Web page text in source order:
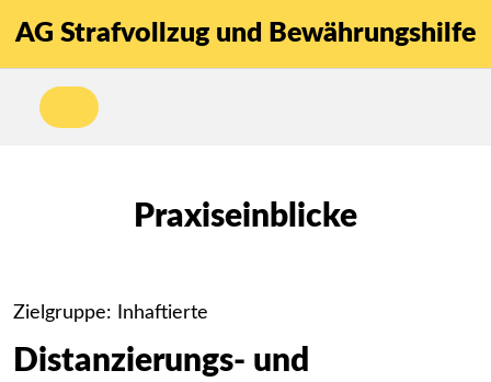
AG Strafvollzug und Bewährungshilfe
Praxiseinblicke
Zielgruppe: Inhaftierte
Distanzierungs- und